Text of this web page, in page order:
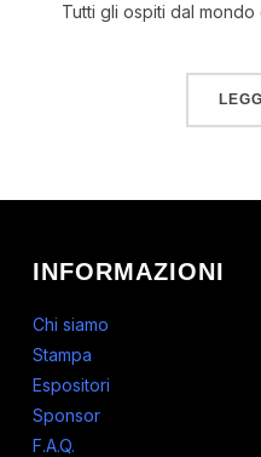
Tutti gli ospiti dal
INFORMAZIONI
Chi siamo
Stampa
Espositori
Sponsor
F.A.Q.